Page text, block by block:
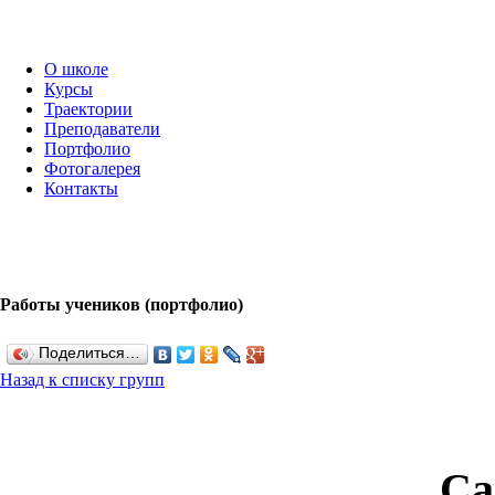
О школе
Курсы
Траектории
Преподаватели
Портфолио
Фотогалерея
Контакты
Работы учеников (портфолио)
Поделиться…
Назад к списку групп